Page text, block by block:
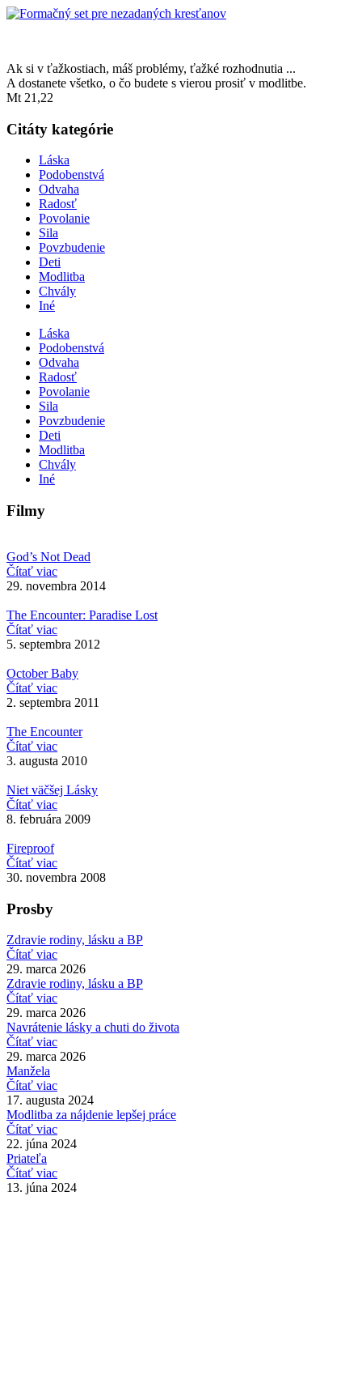
Ak si v ťažkostiach, máš problémy, ťažké rozhodnutia ...
A dostanete všetko, o čo budete s vierou prosiť v modlitbe.
Mt 21,22
Citáty kategórie
Láska
Podobenstvá
Odvaha
Radosť
Povolanie
Sila
Povzbudenie
Deti
Modlitba
Chvály
Iné
Láska
Podobenstvá
Odvaha
Radosť
Povolanie
Sila
Povzbudenie
Deti
Modlitba
Chvály
Iné
Filmy
God’s Not Dead
Čítať viac
29. novembra 2014
The Encounter: Paradise Lost
Čítať viac
5. septembra 2012
October Baby
Čítať viac
2. septembra 2011
The Encounter
Čítať viac
3. augusta 2010
Niet väčšej Lásky
Čítať viac
8. februára 2009
Fireproof
Čítať viac
30. novembra 2008
Prosby
Zdravie rodiny, lásku a BP
Čítať viac
29. marca 2026
Zdravie rodiny, lásku a BP
Čítať viac
29. marca 2026
Navrátenie lásky a chuti do života
Čítať viac
29. marca 2026
Manžela
Čítať viac
17. augusta 2024
Modlitba za nájdenie lepšej práce
Čítať viac
22. júna 2024
Priateľa
Čítať viac
13. júna 2024